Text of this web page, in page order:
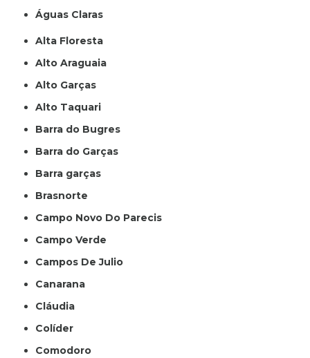
Águas Claras
Alta Floresta
Alto Araguaia
Alto Garças
Alto Taquari
Barra do Bugres
Barra do Garças
Barra garças
Brasnorte
Campo Novo Do Parecis
Campo Verde
Campos De Julio
Canarana
Cláudia
Colíder
Comodoro